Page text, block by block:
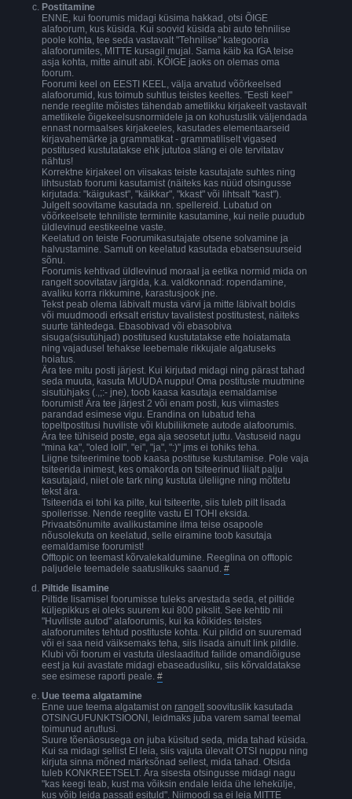
Postitamine
ENNE, kui foorumis midagi küsima hakkad, otsi ÕIGE
alafoorum, kus küsida. Kui soovid küsida abi auto tehnilise
poole kohta, tee seda vastavalt "Tehnilise" kategooria
alafoorumites, MITTE kusagil mujal. Sama käib ka IGA teise
asja kohta, mitte ainult abi. KÕIGE jaoks on olemas oma
foorum.
Foorumi keel on EESTI KEEL, välja arvatud võõrkeelsed
alafoorumid, kus toimub suhtlus teistes keeltes. "Eesti keel"
nende reeglite mõistes tähendab ametlikku kirjakeelt vastavalt
ametlikele õigekeelsusnormidele ja on kohustuslik väljendada
ennast normaalses kirjakeeles, kasutades elementaarseid
kirjavahemärke ja grammatikat - grammatiliselt vigased
postitused kustutatakse ehk jututoa släng ei ole tervitatav
nähtus!
Korrektne kirjakeel on viisakas teiste kasutajate suhtes ning
lihtsustab foorumi kasutamist (näiteks kas nüüd otsingusse
kirjutada: "käigukast", "käikkar", "kkast" või lihtsalt "kast").
Julgelt soovitame kasutada nn. spellereid. Lubatud on
võõrkeelsete tehniliste terminite kasutamine, kui neile puudub
üldlevinud eestikeelne vaste.
Keelatud on teiste Foorumikasutajate otsene solvamine ja
halvustamine. Samuti on keelatud kasutada ebatsensuurseid
sõnu.
Foorumis kehtivad üldlevinud moraal ja eetika normid mida on
rangelt soovitatav järgida, k.a. valdkonnad: ropendamine,
avaliku korra rikkumine, karastusjook jne.
Tekst peab olema läbivalt musta värvi ja mitte läbivalt boldis
või muudmoodi erksalt eristuv tavalistest postitustest, näiteks
suurte tähtedega. Ebasobivad või ebasobiva
sisuga(sisutühjad) postitused kustutatakse ette hoiatamata
ning vajadusel tehakse leebemale rikkujale algatuseks
hoiatus.
Ära tee mitu posti järjest. Kui kirjutad midagi ning pärast tahad
seda muuta, kasuta MUUDA nuppu! Oma postituste muutmine
sisutühjaks (.,;:- jne), toob kaasa kasutaja eemaldamise
foorumist! Ära tee järjest 2 või enam posti, kus viimastes
parandad esimese vigu. Erandina on lubatud teha
topeltpostitusi huviliste või klubiliikmete autode alafoorumis.
Ära tee tühiseid poste, ega aja seosetut juttu. Vastuseid nagu
"mina ka", "oled loll", "ei", "ja", ":)" jms ei tohiks teha.
Liigne tsiteerimine toob kaasa postituse kustutamise. Pole vaja
tsiteerida inimest, kes omakorda on tsiteerinud liialt palju
kasutajaid, niiet ole tark ning kustuta üleliigne ning mõttetu
tekst ära.
Tsiteerida ei tohi ka pilte, kui tsiteerite, siis tuleb pilt lisada
spoilerisse. Nende reeglite vastu EI TOHI eksida.
Privaatsõnumite avalikustamine ilma teise osapoole
nõusolekuta on keelatud, selle eiramine toob kasutaja
eemaldamise foorumist!
Offtopic on teemast kõrvalekaldumine. Reeglina on offtopic
paljudele teemadele saatuslikuks saanud. #
Piltide lisamine
Piltide lisamisel foorumisse tuleks arvestada seda, et piltide
küljepikkus ei oleks suurem kui 800 pikslit. See kehtib nii
"Huviliste autod" alafoorumis, kui ka kõikides teistes
alafoorumites tehtud postituste kohta. Kui pildid on suuremad
või ei saa neid väiksemaks teha, siis lisada ainult link pildile.
Klubi või foorum ei vastuta üleslaaditud failide omandiõiguse
eest ja kui avastate midagi ebaseadusliku, siis kõrvaldatakse
see esimese raporti peale. #
Uue teema algatamine
Enne uue teema algatamist on rangelt soovituslik kasutada
OTSINGUFUNKTSIOONI, leidmaks juba varem samal teemal
toimunud arutlusi.
Suure tõenäosusega on juba küsitud seda, mida tahad küsida.
Kui sa midagi sellist EI leia, siis vajuta ülevalt OTSI nuppu ning
kirjuta sinna mõned märksõnad sellest, mida tahad. Otsida
tuleb KONKREETSELT. Ära sisesta otsingusse midagi nagu
"kas keegi teab, kust ma võiksin endale leida ühe lehekülje,
kus võib leida passati esituld". Niimoodi sa ei leia MITTE